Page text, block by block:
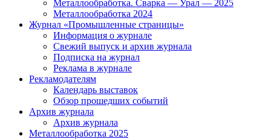
Металлообработка. Сварка — Урал — 2025
Металлообработка 2024
Журнал «Промышленные страницы»
Информация о журнале
Свежий выпуск и архив журнала
Подписка на журнал
Реклама в журнале
Рекламодателям
Календарь выставок
Обзор прошедших событий
Архив журнала
Архив журнала
Металлообработка 2025